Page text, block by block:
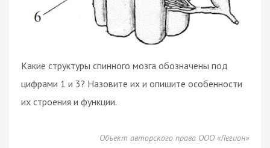
Какие структуры спинного мозга обозначены под
цифрами 1 и 3? Назовите их и опишите особенности
их строения и функции.
Объект авторского права ООО «Легион»